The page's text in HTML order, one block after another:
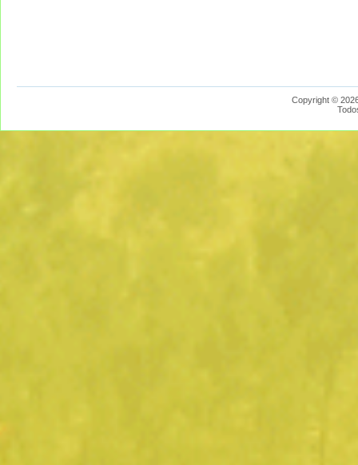
Copyright ©